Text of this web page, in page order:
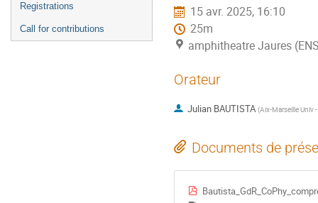
Registrations
Call for contributions
15 avr. 2025, 16:10
25m
amphitheatre Jaures
Orateur
Julian BAUTISTA (Aix-Marseille Univ
Documents de